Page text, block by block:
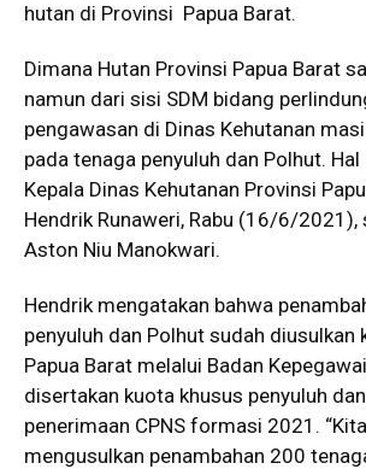
hutan di Provinsi Papua Barat.
Dimana Hutan Provinsi Papua Barat
namun dari sisi SDM bidang
pengawasan di Dinas Kehutanan
pada tenaga penyuluh dan Polhut.
Kepala Dinas Kehutanan Provinsi
Hendrik Runaweri, Rabu (16/6/
Aston Niu Manokwari.
Hendrik mengatakan bahwa
penyuluh dan Polhut sudah diusulkan
Papua Barat melalui Badan
disertakan kuota khusus penyuluh
penerimaan CPNS formasi 2021.
mengusulkan penambahan 200